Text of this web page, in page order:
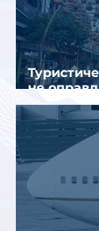
не
отрасли